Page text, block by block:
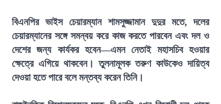
বিএনপির ভাইস চেয়ারম্যান শামসুজ্জামান দুদুর মতে, দলের
চেয়ারম্যানের সঙ্গে সমন্বয় করে কাজ করতে পারবেন এবং দল ও
দেশের জন্য কার্যকর হবেন—এমন নেতাই মহাসচিব হওয়ার
ক্ষেত্রে এগিয়ে থাকবেন। তুলনামূলক তরুণ কাউকেও দায়িত্ব
দেওয়া হতে পারে বলে মন্তব্য করেন তিনি।